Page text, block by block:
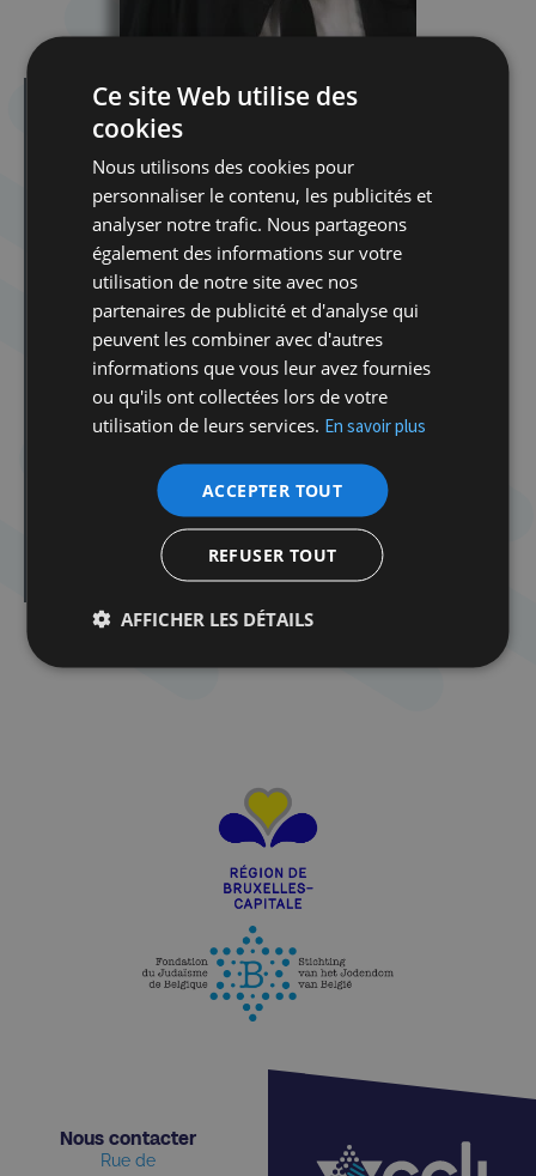
Écrit par : La Rédaction
Les autres articles de cet auteur
Dans la même catégorie d'article :
Une fresque au CCLJ : un bonjour empli de joie
La sélection estivale de Tamara Weinstock
Poltava, New York et leurs fantômes
Tala Albanna et Michelle Amzalak, Nos coeurs
invincibles, Correspondance entre une étudiante à
Gaza et une étudiante en Israël, présentée par Dimitri
Isabelle Rozenbaum, Rozebud. Autoscopie des
images, Editions du Canoë, 235 p.
Maurizio Galante & Tal Lancman : Haute Couture,
Nous contacter​
Rue de
Ce site Web utilise des
cookies
Nous utilisons des cookies pour
personnaliser le contenu, les publicités et
analyser notre trafic. Nous partageons
également des informations sur votre
utilisation de notre site avec nos
partenaires de publicité et d'analyse qui
peuvent les combiner avec d'autres
informations que vous leur avez fournies
ou qu'ils ont collectées lors de votre
utilisation de leurs services. En savoir plus
ACCEPTER TOUT
REFUSER TOUT
AFFICHER LES DÉTAILS